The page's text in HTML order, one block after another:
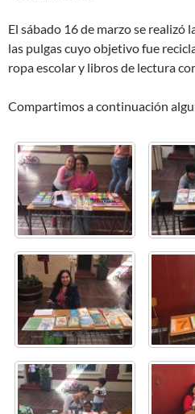
El sábado 16 de marzo se realizó
las pulgas cuyo objetivo fue
ropa escolar y libros de lectura
Compartimos a continuación